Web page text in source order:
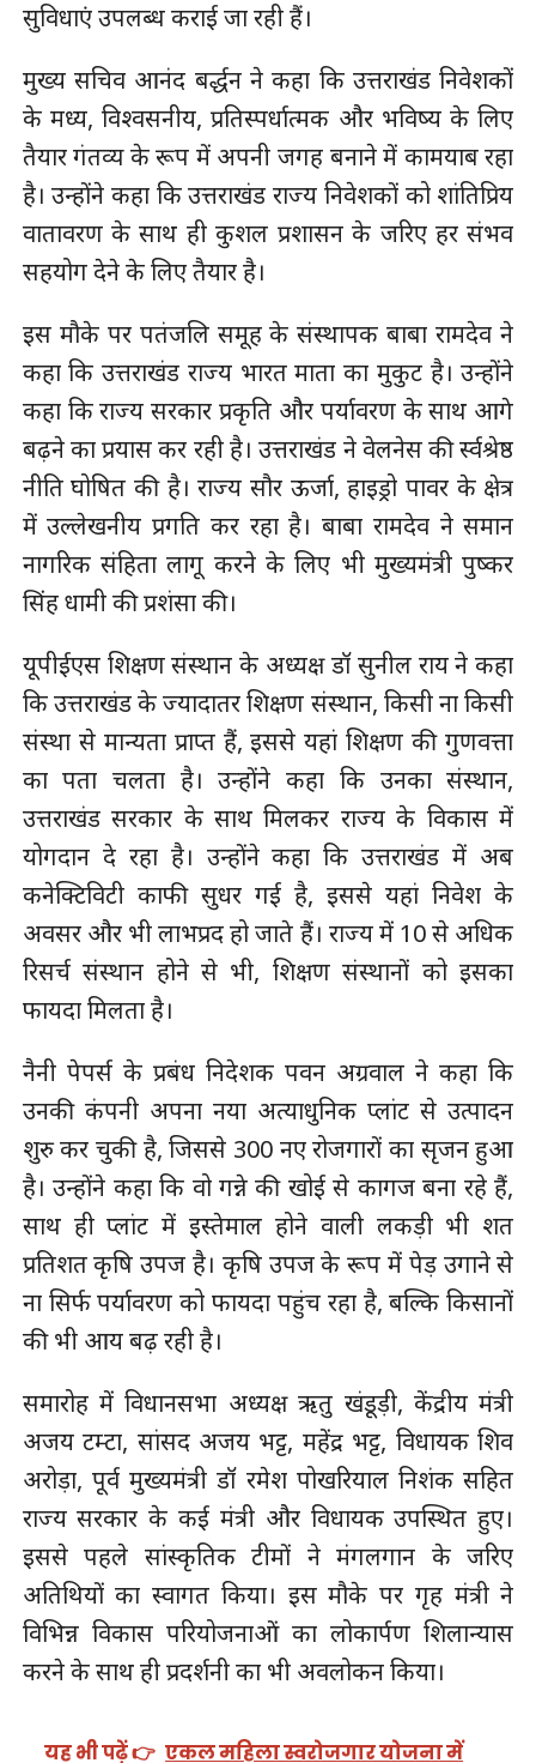
सुविधाएं उपलब्ध कराई जा रही हैं।
मुख्य सचिव आनंद बर्द्धन ने कहा कि उत्तराखंड निवेशकों
के मध्य, विश्वसनीय, प्रतिस्पर्धात्मक और भविष्य के लिए
तैयार गंतव्य के रूप में अपनी जगह बनाने में कामयाब रहा
है। उन्होंने कहा कि उत्तराखंड राज्य निवेशकों को शांतिप्रिय
वातावरण के साथ ही कुशल प्रशासन के जरिए हर संभव
सहयोग देने के लिए तैयार है।
इस मौके पर पतंजलि समूह के संस्थापक बाबा रामदेव ने
कहा कि उत्तराखंड राज्य भारत माता का मुकुट है। उन्होंने
कहा कि राज्य सरकार प्रकृति और पर्यावरण के साथ आगे
बढ़ने का प्रयास कर रही है। उत्तराखंड ने वेलनेस की र्स्वश्रेष्ठ
नीति घोषित की है। राज्य सौर ऊर्जा, हाइड्रो पावर के क्षेत्र
में उल्लेखनीय प्रगति कर रहा है। बाबा रामदेव ने समान
नागरिक संहिता लागू करने के लिए भी मुख्यमंत्री पुष्कर
सिंह धामी की प्रशंसा की।
यूपीईएस शिक्षण संस्थान के अध्यक्ष डॉ सुनील राय ने कहा
कि उत्तराखंड के ज्यादातर शिक्षण संस्थान, किसी ना किसी
संस्था से मान्यता प्राप्त हैं, इससे यहां शिक्षण की गुणवत्ता
का पता चलता है। उन्होंने कहा कि उनका संस्थान,
उत्तराखंड सरकार के साथ मिलकर राज्य के विकास में
योगदान दे रहा है। उन्होंने कहा कि उत्तराखंड में अब
कनेक्टिविटी काफी सुधर गई है, इससे यहां निवेश के
अवसर और भी लाभप्रद हो जाते हैं। राज्य में 10 से अधिक
रिसर्च संस्थान होने से भी, शिक्षण संस्थानों को इसका
फायदा मिलता है।
नैनी पेपर्स के प्रबंध निदेशक पवन अग्रवाल ने कहा कि
उनकी कंपनी अपना नया अत्याधुनिक प्लांट से उत्पादन
शुरु कर चुकी है, जिससे 300 नए रोजगारों का सृजन हुआ
है। उन्होंने कहा कि वो गन्ने की खोई से कागज बना रहे हैं,
साथ ही प्लांट में इस्तेमाल होने वाली लकड़ी भी शत
प्रतिशत कृषि उपज है। कृषि उपज के रूप में पेड़ उगाने से
ना सिर्फ पर्यावरण को फायदा पहुंच रहा है, बल्कि किसानों
की भी आय बढ़ रही है।
समारोह में विधानसभा अध्यक्ष ऋतु खंडूड़ी, केंद्रीय मंत्री
अजय टम्टा, सांसद अजय भट्ट, महेंद्र भट्ट, विधायक शिव
अरोड़ा, पूर्व मुख्यमंत्री डॉ रमेश पोखरियाल निशंक सहित
राज्य सरकार के कई मंत्री और विधायक उपस्थित हुए।
इससे पहले सांस्कृतिक टीमों ने मंगलगान के जरिए
अतिथियों का स्वागत किया। इस मौके पर गृह मंत्री ने
विभिन्न विकास परियोजनाओं का लोकार्पण शिलान्यास
करने के साथ ही प्रदर्शनी का भी अवलोकन किया।
यह भी पढ़ें 👉 एकल महिला स्वरोजगार योजना में